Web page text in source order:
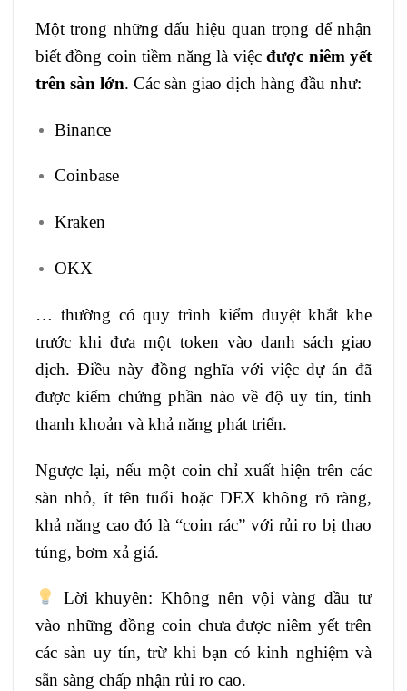
Một trong những dấu hiệu quan trọng để nhận
biết đồng coin tiềm năng là việcđược niêm yết
trên sàn lớn. Các sàn giao dịch hàng đầu như:
Binance
Coinbase
Kraken
OKX
… thường có quy trình kiểm duyệt khắt khe
trước khi đưa một token vào danh sách giao
dịch. Điều này đồng nghĩa với việc dự án đã
được kiểm chứng phần nào về độ uy tín, tính
thanh khoản và khả năng phát triển.
Ngược lại, nếu một coin chỉ xuất hiện trên các
sàn nhỏ, ít tên tuổi hoặc DEX không rõ ràng,
khả năng cao đó là “coin rác” với rủi ro bị thao
túng, bơm xả giá.
Lời khuyên: Không nên vội vàng đầu tư
vào những đồng coin chưa được niêm yết trên
các sàn uy tín, trừ khi bạn có kinh nghiệm và
sẵn sàng chấp nhận rủi ro cao.